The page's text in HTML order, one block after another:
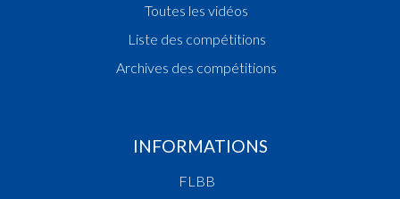
Toutes les vidéos
Liste des compétitions
Archives des compétitions
INFORMATIONS
FLBB